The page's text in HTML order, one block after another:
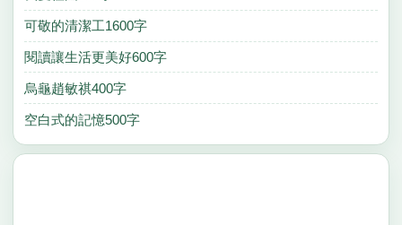
可敬的清潔工1600字
閱讀讓生活更美好600字
烏龜趙敏祺400字
空白式的記憶500字